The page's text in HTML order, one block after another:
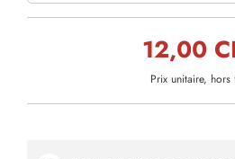
12,00
Prix unitaire, hors